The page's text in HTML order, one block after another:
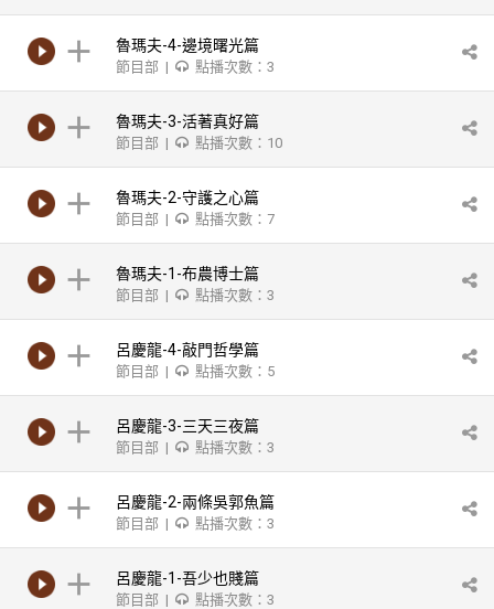
魯瑪夫-4-邊境曙光篇
節目部 | 點播次數：3
魯瑪夫-3-活著真好篇
節目部 | 點播次數：10
魯瑪夫-2-守護之心篇
節目部 | 點播次數：7
魯瑪夫-1-布農博士篇
節目部 | 點播次數：3
呂慶龍-4-敲門哲學篇
節目部 | 點播次數：5
呂慶龍-3-三天三夜篇
節目部 | 點播次數：3
呂慶龍-2-兩條吳郭魚篇
節目部 | 點播次數：3
呂慶龍-1-吾少也賤篇
節目部 | 點播次數：3